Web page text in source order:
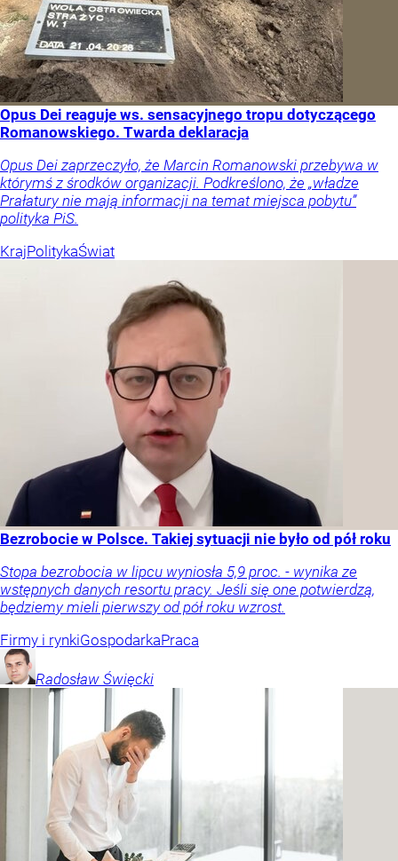
Opus Dei reaguje ws. sensacyjnego tropu dotyczącego
Romanowskiego. Twarda deklaracja
Opus Dei zaprzeczyło, że Marcin Romanowski przebywa w
którymś z środków organizacji. Podkreślono, że „władze
Prałatury nie mają informacji na temat miejsca pobytu”
polityka PiS.
KrajPolitykaŚwiat
Bezrobocie w Polsce. Takiej sytuacji nie było od pół roku
Stopa bezrobocia w lipcu wyniosła 5,9 proc. - wynika ze
wstępnych danych resortu pracy. Jeśli się one potwierdzą,
będziemy mieli pierwszy od pół roku wzrost.
Firmy i rynkiGospodarkaPraca
Radosław Święcki